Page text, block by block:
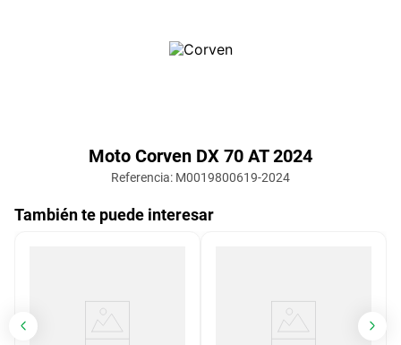
Moto Corven DX 70 AT 2024
Referencia: M0019800619-2024
También te puede interesar